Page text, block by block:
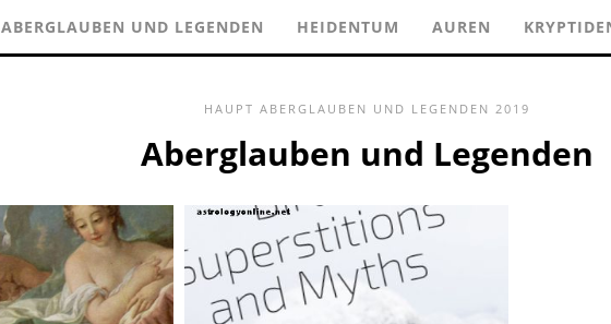
ABERGLAUBEN UND LEGENDEN HEIDENTUM AUREN
HAUPT ABERGLAUBEN UND LEGENDEN 2019
Aberglauben und Legenden